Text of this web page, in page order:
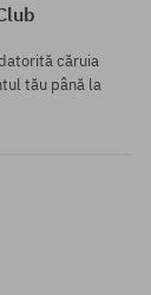
căruia
tău până la